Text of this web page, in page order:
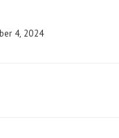
4, 2024